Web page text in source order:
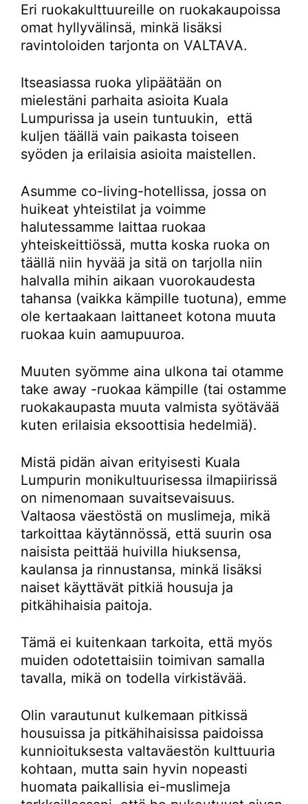
Eri ruokakulttuureille on ruokakaupoissa
omat hyllyvälinsä, minkä lisäksi
ravintoloiden tarjonta on VALTAVA.
Itseasiassa ruoka ylipäätään on
mielestäni parhaita asioita Kuala
Lumpurissa ja usein tuntuukin, että
kuljen täällä vain paikasta toiseen
syöden ja erilaisia asioita maistellen.
Asumme co-living-hotellissa, jossa on
huikeat yhteistilat ja voimme
halutessamme laittaa ruokaa
yhteiskeittiössä, mutta koska ruoka on
täällä niin hyvää ja sitä on tarjolla niin
halvalla mihin aikaan vuorokaudesta
tahansa (vaikka kämpille tuotuna), emme
ole kertaakaan laittaneet kotona muuta
ruokaa kuin aamupuuroa.
Muuten syömme aina ulkona tai otamme
take away -ruokaa kämpille (tai ostamme
ruokakaupasta muuta valmista syötävää
kuten erilaisia eksoottisia hedelmiä).
Mistä pidän aivan erityisesti Kuala
Lumpurin monikultuurisessa ilmapiirissä
on nimenomaan suvaitsevaisuus.
Valtaosa väestöstä on muslimeja, mikä
tarkoittaa käytännössä, että suurin osa
naisista peittää huivilla hiuksensa,
kaulansa ja rinnustansa, minkä lisäksi
naiset käyttävät pitkiä housuja ja
pitkähihaisia paitoja.
Tämä ei kuitenkaan tarkoita, että myös
muiden odotettaisiin toimivan samalla
tavalla, mikä on todella virkistävää.
Olin varautunut kulkemaan pitkissä
housuissa ja pitkähihaisissa paidoissa
kunnioituksesta valtaväestön kulttuuria
kohtaan, mutta sain hyvin nopeasti
huomata paikallisia ei-muslimeja